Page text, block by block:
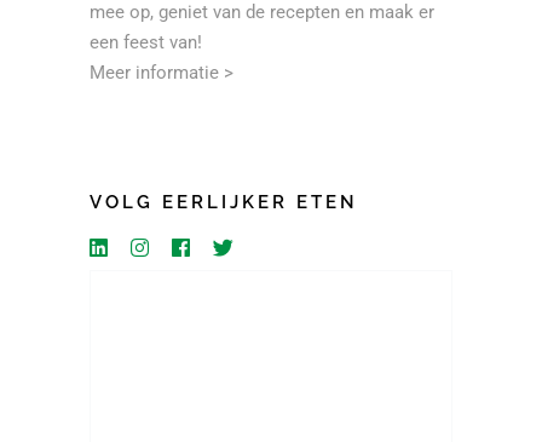
mee op, geniet van de recepten en maak er
een feest van!
Meer informatie >
VOLG EERLIJKER ETEN